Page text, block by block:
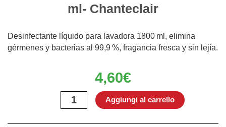
ml- Chanteclair
Desinfectante líquido para lavadora 1800 ml, elimina
gérmenes y bacterias al 99,9 %, fragancia fresca y sin lejía.
4,60€
Igienizzante
Aggiungi al carrello